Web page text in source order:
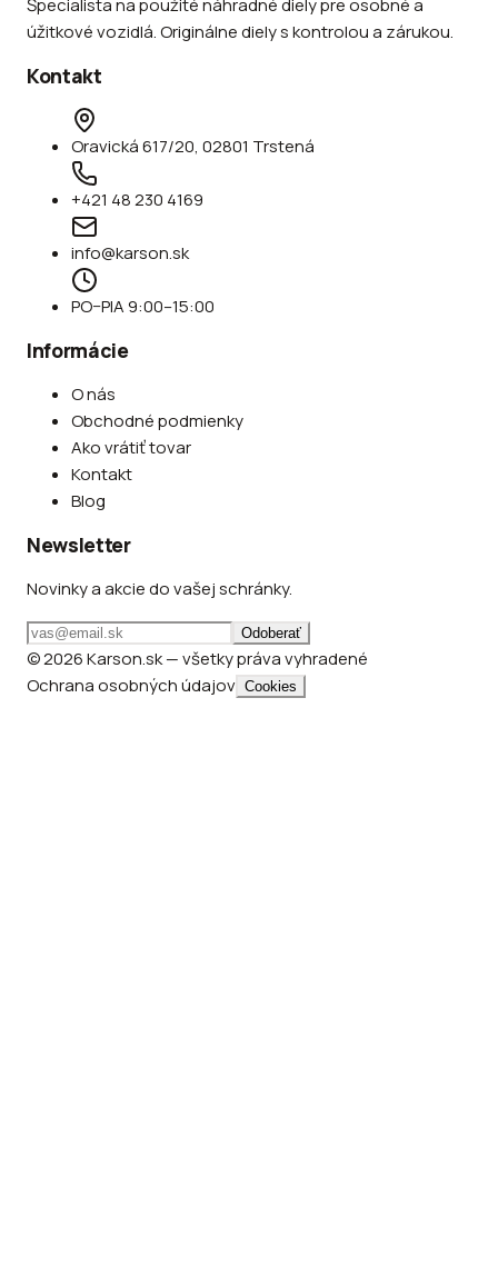
Špecialista na použité náhradné diely pre osobné a
úžitkové vozidlá. Originálne diely s kontrolou a zárukou.
Kontakt
Oravická 617/20, 02801 Trstená
+421 48 230 4169
info@karson.sk
PO–PIA 9:00–15:00
Informácie
O nás
Obchodné podmienky
Ako vrátiť tovar
Kontakt
Blog
Newsletter
Novinky a akcie do vašej schránky.
Odoberať
© 2026 Karson.sk — všetky práva vyhradené
Ochrana osobných údajov Cookies